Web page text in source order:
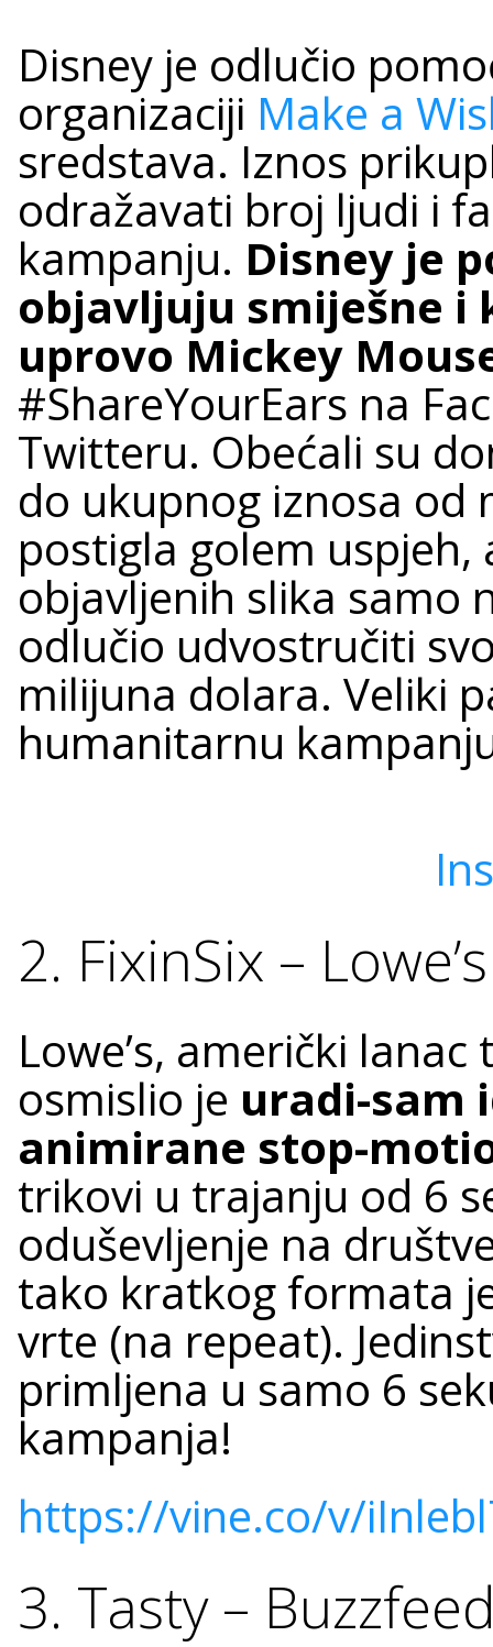
Disney je odlučio
organizaciji Make a
sredstava. Iznos
odražavati broj ljudi i
kampanju. Disney je
objavljuju smiješne
uprovo Mickey
#ShareYourEars na
Twitteru. Obećali su
do ukupnog iznosa od
postigla golem uspjeh,
objavljenih slika samo
odlučio udvostručiti
milijuna dolara. Veliki
humanitarnu
2. FixinSix – Lowe’s
Lowe’s, američki
osmislio je uradi-sam
animirane stop-
trikovi u trajanju od 6
oduševljenje na
tako kratkog formata
vrte (na repeat).
primljena u samo 6
kampanja!
https://vine.co/v/
3. Tasty –